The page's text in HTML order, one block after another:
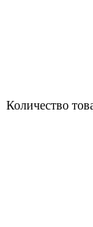
Количество